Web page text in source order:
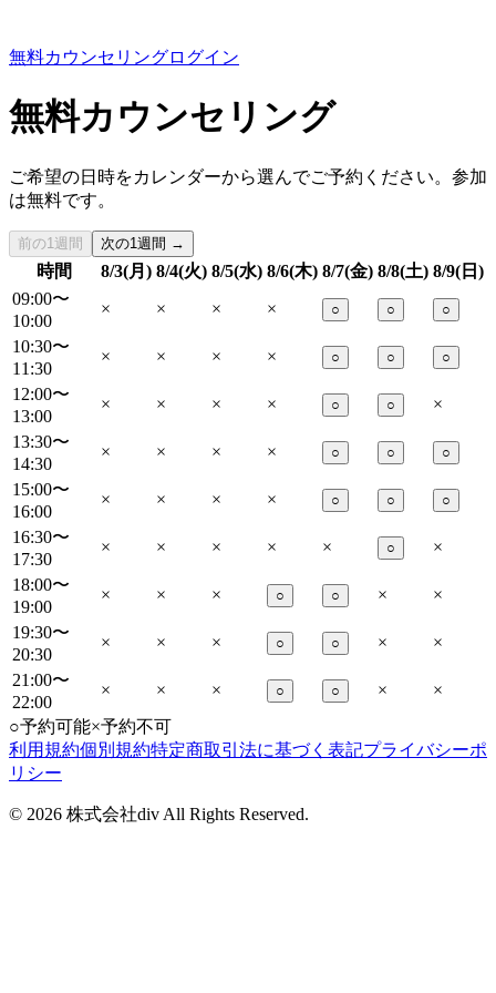
無料カウンセリングログイン
無料カウンセリング
ご希望の日時をカレンダーから選んでご予約ください。参加
は無料です。
前の1週間 次の1週間 →
時間 8/3(月) 8/4(火) 8/5(水) 8/6(木) 8/7(金) 8/8(土) 8/9(日)
09:00〜
10:00
× × × × ○ ○ ○
10:30〜
11:30
× × × × ○ ○ ○
12:00〜
13:00
× × × × ○ ○
×
13:30〜
14:30
× × × × ○ ○ ○
15:00〜
16:00
× × × × ○ ○ ○
16:30〜
17:30
× × × × × ○
×
18:00〜
19:00
× × × ○ ○ ×
×
19:30〜
20:30
× × × ○ ○ ×
×
21:00〜
22:00
× × × ○ ○ ×
×
○予約可能×予約不可
利用規約個別規約特定商取引法に基づく表記プライバシーポ
リシー
© 2026 株式会社div All Rights Reserved.